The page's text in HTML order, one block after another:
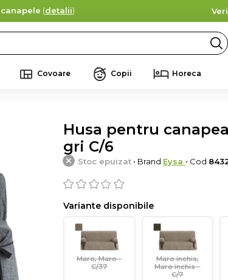
(detalii)
Covoare Copii Horeca
Husa pentru
gri C/6
Stoc epuizat • Brand Eysa • Cod
Variante disponibile
Maro, Maro -
C/37
Maro inchis,
Maro inchis -
C/7